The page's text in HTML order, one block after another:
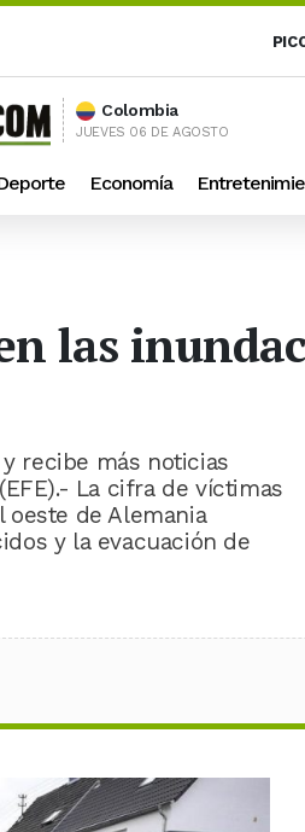
Colombia
JUEVES 06 DE AGOSTO
Economía
las
recibe más noticias
La cifra de víctimas
oeste de Alemania
y la evacuación de